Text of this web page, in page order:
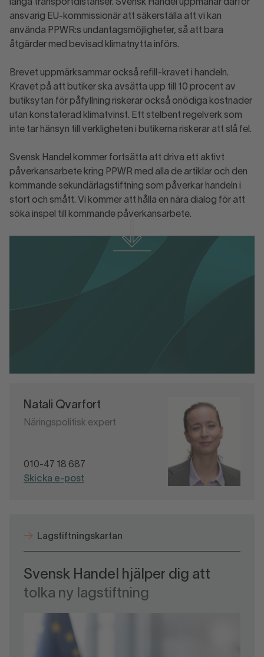
långa transportdistanser. Svensk Handel uppmanar därför
ansvarig EU-kommissionär att säkerställa att vi kan
använda PPWR:s undantagsmöjligheter, så att bara
åtgärder med bevisad klimatnytta införs.
Brevet uppmärksammar också refill-kravet i handeln.
Kravet på att butiker ska avsätta upp till 10 procent av
butiksytan för påfyllning riskerar också onödiga kostnader
utan konstaterad klimatvinst. Ett stelbent regelverk som
inte tar hänsyn till verkligheten i butikerna riskerar att slå fel.
Svensk Handel kommer fortsätta att driva ett aktivt
påverkansarbete kring PPWR med alla de artiklar och den
kommande sekundärlagstiftning som påverkar handeln i
stort och smått. Vi kommer att hålla en nära dialog för att
söka inspel till kommande påverkansarbete.
Natali Qvarfort
Näringspolitisk expert
010-47 18 687
Skicka e-post
Lagstiftningskartan
Svensk Handel hjälper dig att
tolka ny lagstiftning